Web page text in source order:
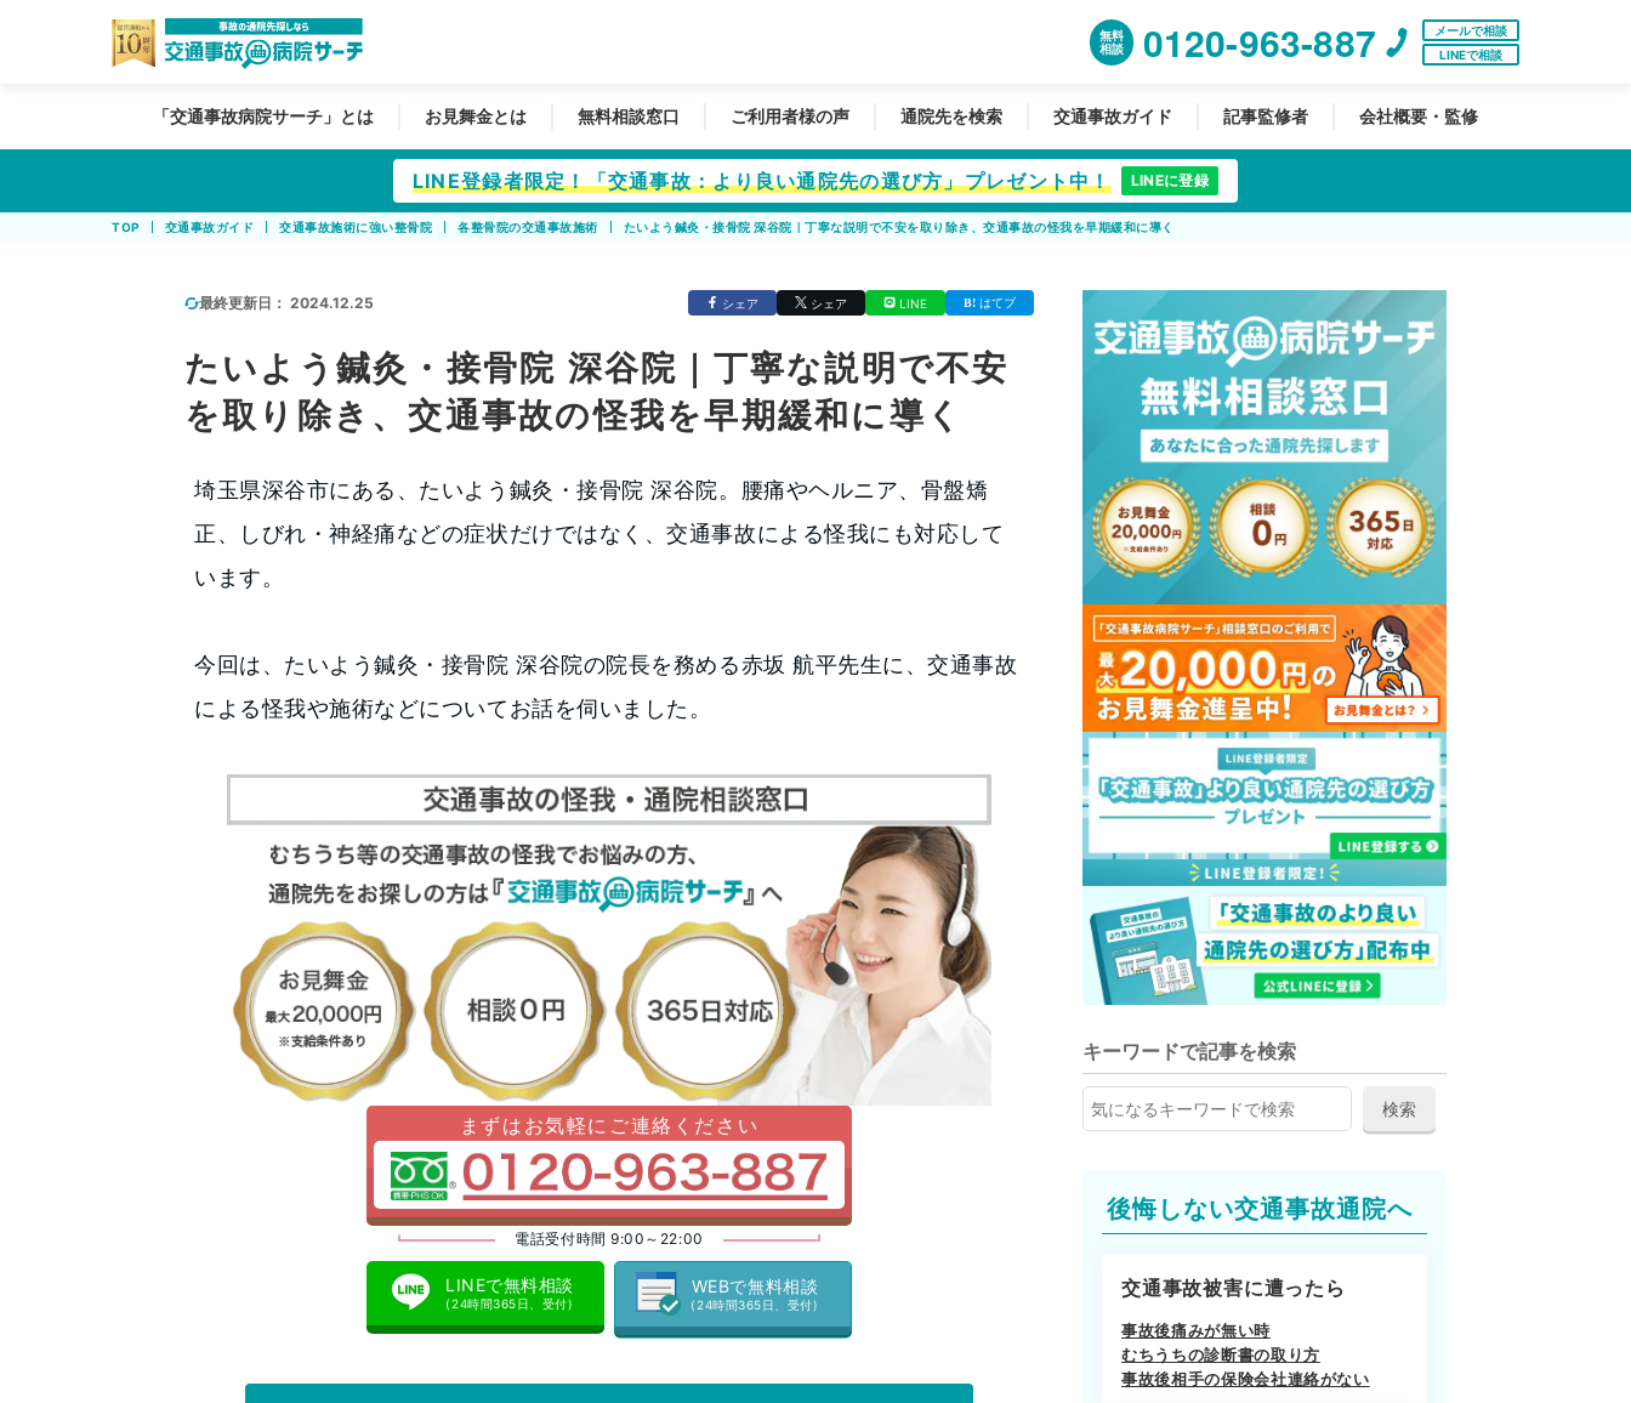
無料
相談
0120-963-887
メールで相談
LINEで相談
「交通事故病院サーチ」とは お見舞金とは 無料相談窓口 ご利用者様の声 通院先を検索 交通事故ガイド 記事監修者 会社概要・監修
LINE登録者限定！「交通事故：より良い通院先の選び方」プレゼント中！ LINEに登録
TOP 交通事故ガイド 交通事故施術に強い整骨院 各整骨院の交通事故施術 たいよう鍼灸・接骨院 深谷院｜丁寧な説明で不安を取り除き、交通事故の怪我を早期緩和に導く
最終更新日： 2024.12.25 シェア シェア LINE はてブ
たいよう鍼灸・接骨院 深谷院｜丁寧な説明で不安
を取り除き、交通事故の怪我を早期緩和に導く
埼玉県深谷市にある、たいよう鍼灸・接骨院 深谷院。腰痛やヘルニア、骨盤矯
正、しびれ・神経痛などの症状だけではなく、交通事故による怪我にも対応して
います。
今回は、たいよう鍼灸・接骨院 深谷院の院長を務める赤坂 航平先生に、交通事故
による怪我や施術などについてお話を伺いました。
まずはお気軽にご連絡ください
電話受付時間 9:00～22:00
LINEで無料相談
(24時間365日、受付)
WEBで無料相談
(24時間365日、受付)
キーワードで記事を検索
後悔しない交通事故通院へ
交通事故被害に遭ったら
事故後痛みが無い時
むちうちの診断書の取り方
事故後相手の保険会社連絡がない